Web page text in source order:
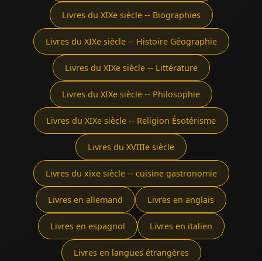
Livres du XIXe siècle -- Biographies
Livres du XIXe siècle -- Histoire Géographie
Livres du XIXe siècle -- Littérature
Livres du XIXe siècle -- Philosophie
Livres du XIXe siècle -- Religion Ésotérisme
Livres du XVIIIe siècle
Livres du xixe siècle -- cuisine gastronomie
Livres en allemand Livres en anglais
Livres en espagnol Livres en italien
Livres en langues étrangères